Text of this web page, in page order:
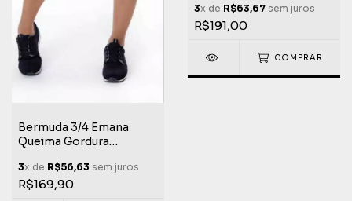
Bermuda 3/4 Emana
Queima Gordura
3x de R$56,63 sem juros
R$169,90
Emana Life Extreme
3x de R$63,67 sem juros
R$191,00
COMPRAR